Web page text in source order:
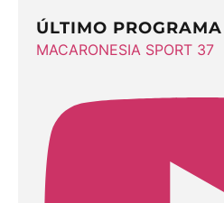
ÚLTIMO PROGRAMA
MACARONESIA SPORT 37